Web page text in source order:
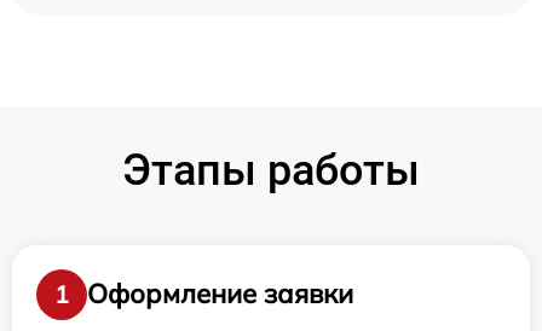
Этапы работы
1
Оформление заявки